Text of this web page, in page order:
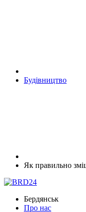
Будівництво
Як правильно
Бердянськ
Про нас